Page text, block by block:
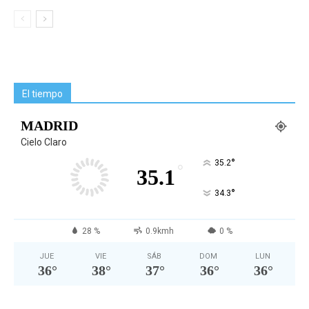
El tiempo
MADRID
Cielo Claro
35.1 ° 35.2°
34.3°
28 % 0.9kmh 0 %
JUE
36°
VIE
38°
SÁB
37°
DOM
36°
LUN
36°